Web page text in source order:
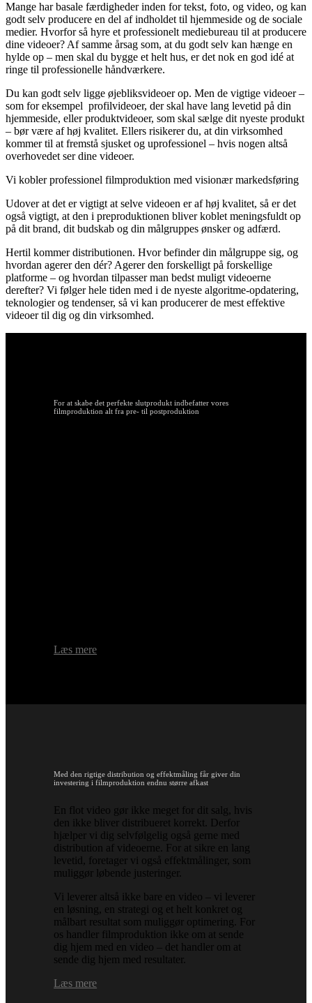
Mange har basale færdigheder inden for tekst, foto, og video, og kan
godt selv producere en del af indholdet til hjemmeside og de sociale
medier. Hvorfor så hyre et professionelt mediebureau til at producere
dine videoer? Af samme årsag som, at du godt selv kan hænge en
hylde op – men skal du bygge et helt hus, er det nok en god idé at
ringe til professionelle håndværkere.
Du kan godt selv ligge øjebliksvideoer op. Men de vigtige videoer –
som for eksempel profilvideoer, der skal have lang levetid på din
hjemmeside, eller produktvideoer, som skal sælge dit nyeste produkt
– bør være af høj kvalitet. Ellers risikerer du, at din virksomhed
kommer til at fremstå sjusket og uprofessionel – hvis nogen altså
overhovedet ser dine videoer.
Vi kobler professionel filmproduktion med visionær markedsføring
Udover at det er vigtigt at selve videoen er af høj kvalitet, så er det
også vigtigt, at den i preproduktionen bliver koblet meningsfuldt op
på dit brand, dit budskab og din målgruppes ønsker og adfærd.
Hertil kommer distributionen. Hvor befinder din målgruppe sig, og
hvordan agerer den dér? Agerer den forskelligt på forskellige
platforme – og hvordan tilpasser man bedst muligt videoerne
derefter? Vi følger hele tiden med i de nyeste algoritme-opdatering,
teknologier og tendenser, så vi kan producerer de mest effektive
videoer til dig og din virksomhed.
For at skabe det perfekte slutprodukt indbefatter vores
filmproduktion alt fra pre- til postproduktion
Læs mere
Med den rigtige distribution og effektmåling får giver din
investering i filmproduktion endnu større afkast
En flot video gør ikke meget for dit salg, hvis
den ikke bliver distribueret korrekt. Derfor
hjælper vi dig selvfølgelig også gerne med
distribution af videoerne. For at sikre en lang
levetid, foretager vi også effektmålinger, som
muliggør løbende justeringer.
Vi leverer altså ikke bare en video – vi leverer
en løsning, en strategi og et helt konkret og
målbart resultat som muliggør optimering. For
os handler filmproduktion ikke om at sende
dig hjem med en video – det handler om at
sende dig hjem med resultater.
Læs mere